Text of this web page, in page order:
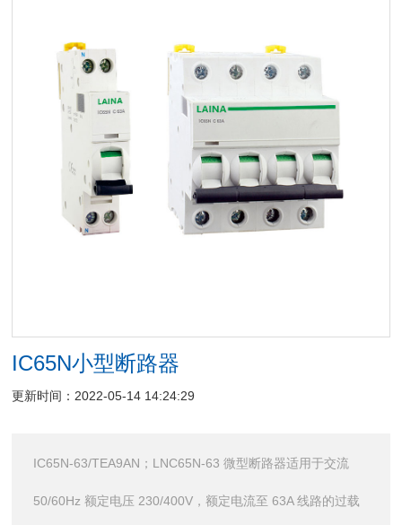
IC65N小型断路器
更新时间：2022-05-14 14:24:29
IC65N-63/TEA9AN；LNC65N-63 微型断路器适用于交流
50/60Hz 额定电压 230/400V，额定电流至 63A 线路的过载